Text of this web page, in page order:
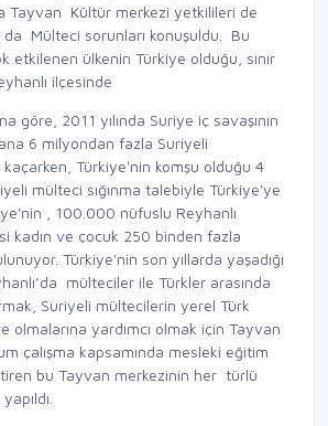
Tayvan Kültür merkezi yetkilileri de
da Mülteci sorunları konuşuldu. Bu
etkilenen ülkenin Türkiye olduğu, sınır
ilçesinde
göre, 2011 yılında Suriye iç savaşının
6 milyondan fazla Suriyeli
Türkiye'nin komşu olduğu 4
mülteci sığınma talebiyle Türkiye'ye
, 100.000 nüfuslu Reyhanlı
kadın ve çocuk 250 binden fazla
Türkiye'nin son yıllarda yaşadığı
mülteciler ile Türkler arasında
Suriyeli mültecilerin yerel Türk
olmalarına yardımcı olmak için Tayvan
çalışma kapsamında mesleki eğitim
bu Tayvan merkezinin her türlü